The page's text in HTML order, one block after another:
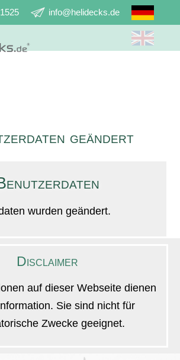
info@helidecks.de
geändert
wurden geändert.
Disclaimer
auf dieser Webseite dienen
Sie sind nicht für
Zwecke geeignet.